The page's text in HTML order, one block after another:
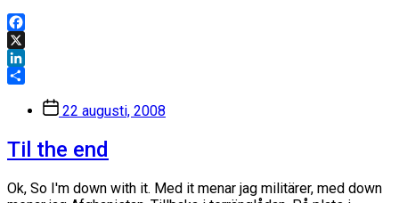
Facebook
X
LinkedIn
Inläggsdatum
22 augusti, 2008
Til the end
Ok, So I'm down with it. Med it menar jag militärer, med down